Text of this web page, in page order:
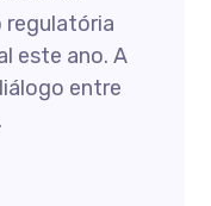
regulatória
este ano. A
entre